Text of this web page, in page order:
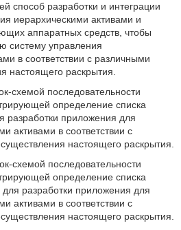
способ разработки и интеграции
иерархическими активами и
аппаратных средств, чтобы
систему управления
в соответствии с различными
настоящего раскрытия.
схемой последовательности
определение списка
разработки приложения для
активами в соответствии с
настоящего раскрытия.
схемой последовательности
определение списка
для разработки приложения для
активами в соответствии с
настоящего раскрытия.